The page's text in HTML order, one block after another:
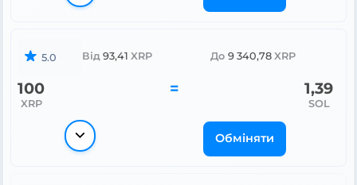
5.0 Від 93,41 XRP До 9 340,78 XRP
100
XRP
= 1,39
SOL
Обміняти